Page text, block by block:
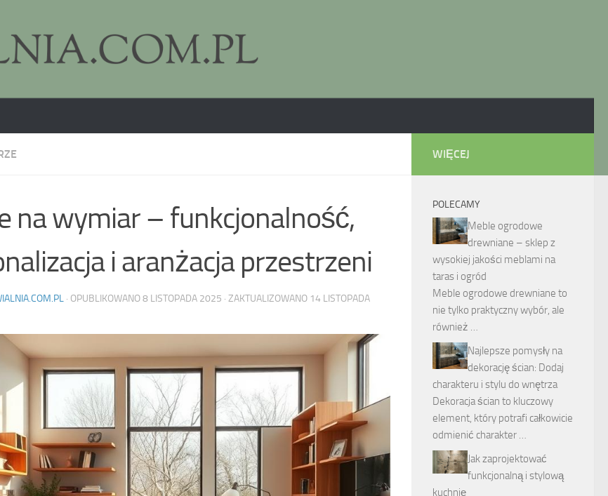
na wymiar – funkcjonalność,
i aranżacja przestrzeni
· OPUBLIKOWANO8 LISTOPADA 2025 · ZAKTUALIZOWANO 14 LISTOPADA
WIĘCEJ
POLECAMY
Meble ogrodowe
drewniane – sklep z
wysokiej jakości meblami na
taras i ogród
Meble ogrodowe drewniane to
nie tylko praktyczny wybór, ale
również …
Najlepsze pomysły na
dekorację ścian: Dodaj
charakteru i stylu do wnętrza
Dekoracja ścian to kluczowy
element, który potrafi całkowicie
odmienić charakter …
Jak zaprojektować
funkcjonalną i stylową
kuchnię